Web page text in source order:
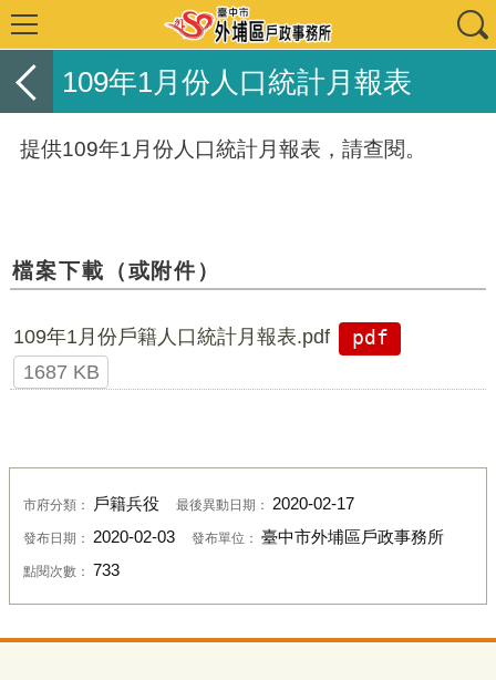
109年1月份人口統計月報表
提供109年1月份人口統計月報表，請查閱。
檔案下載（或附件）
109年1月份戶籍人口統計月報表.pdf
pdf
1687 KB
市府分類： 戶籍兵役 最後異動日期： 2020-02-17
發布日期： 2020-02-03 發布單位： 臺中市外埔區戶政事務所
點閱次數： 733